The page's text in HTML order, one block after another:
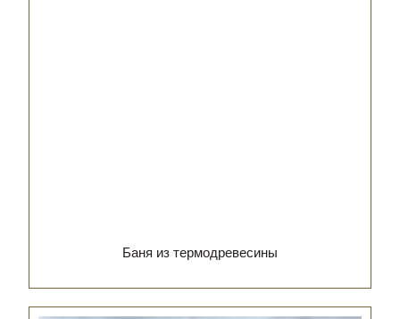
Баня из термодревесины